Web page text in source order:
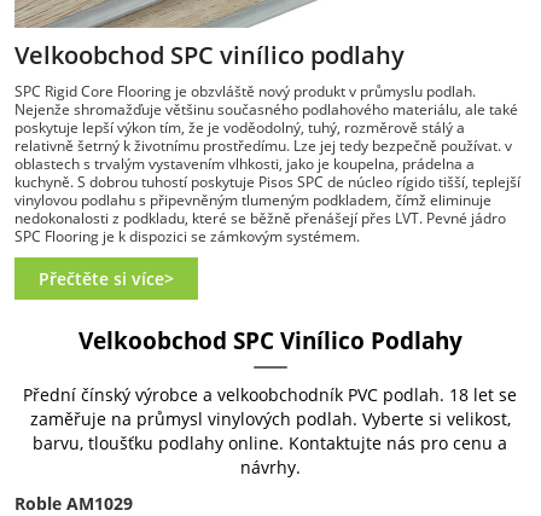
Velkoobchod SPC vinílico podlahy
SPC Rigid Core Flooring je obzvláště nový produkt v průmyslu podlah.
Nejenže shromažďuje většinu současného podlahového materiálu, ale také
poskytuje lepší výkon tím, že je voděodolný, tuhý, rozměrově stálý a
relativně šetrný k životnímu prostředímu. Lze jej tedy bezpečně používat. v
oblastech s trvalým vystavením vlhkosti, jako je koupelna, prádelna a
kuchyně. S dobrou tuhostí poskytuje Pisos SPC de núcleo rígido tišší, teplejší
vinylovou podlahu s připevněným tlumeným podkladem, čímž eliminuje
nedokonalosti z podkladu, které se běžně přenášejí přes LVT. Pevné jádro
SPC Flooring je k dispozici se zámkovým systémem.
Přečtěte si více>
Velkoobchod SPC Vinílico Podlahy
Přední čínský výrobce a velkoobchodník PVC podlah. 18 let se
zaměřuje na průmysl vinylových podlah. Vyberte si velikost,
barvu, tloušťku podlahy online. Kontaktujte nás pro cenu a
návrhy.
Roble AM1029